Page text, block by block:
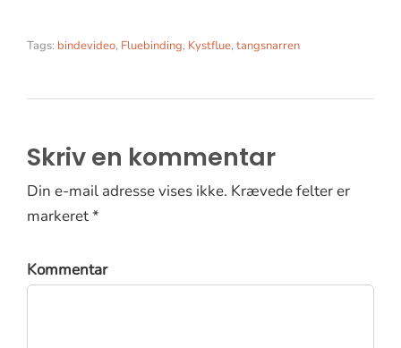
Tags: bindevideo, Fluebinding, Kystflue, tangsnarren
Skriv en kommentar
Din e-mail adresse vises ikke. Krævede felter er
markeret *
Kommentar